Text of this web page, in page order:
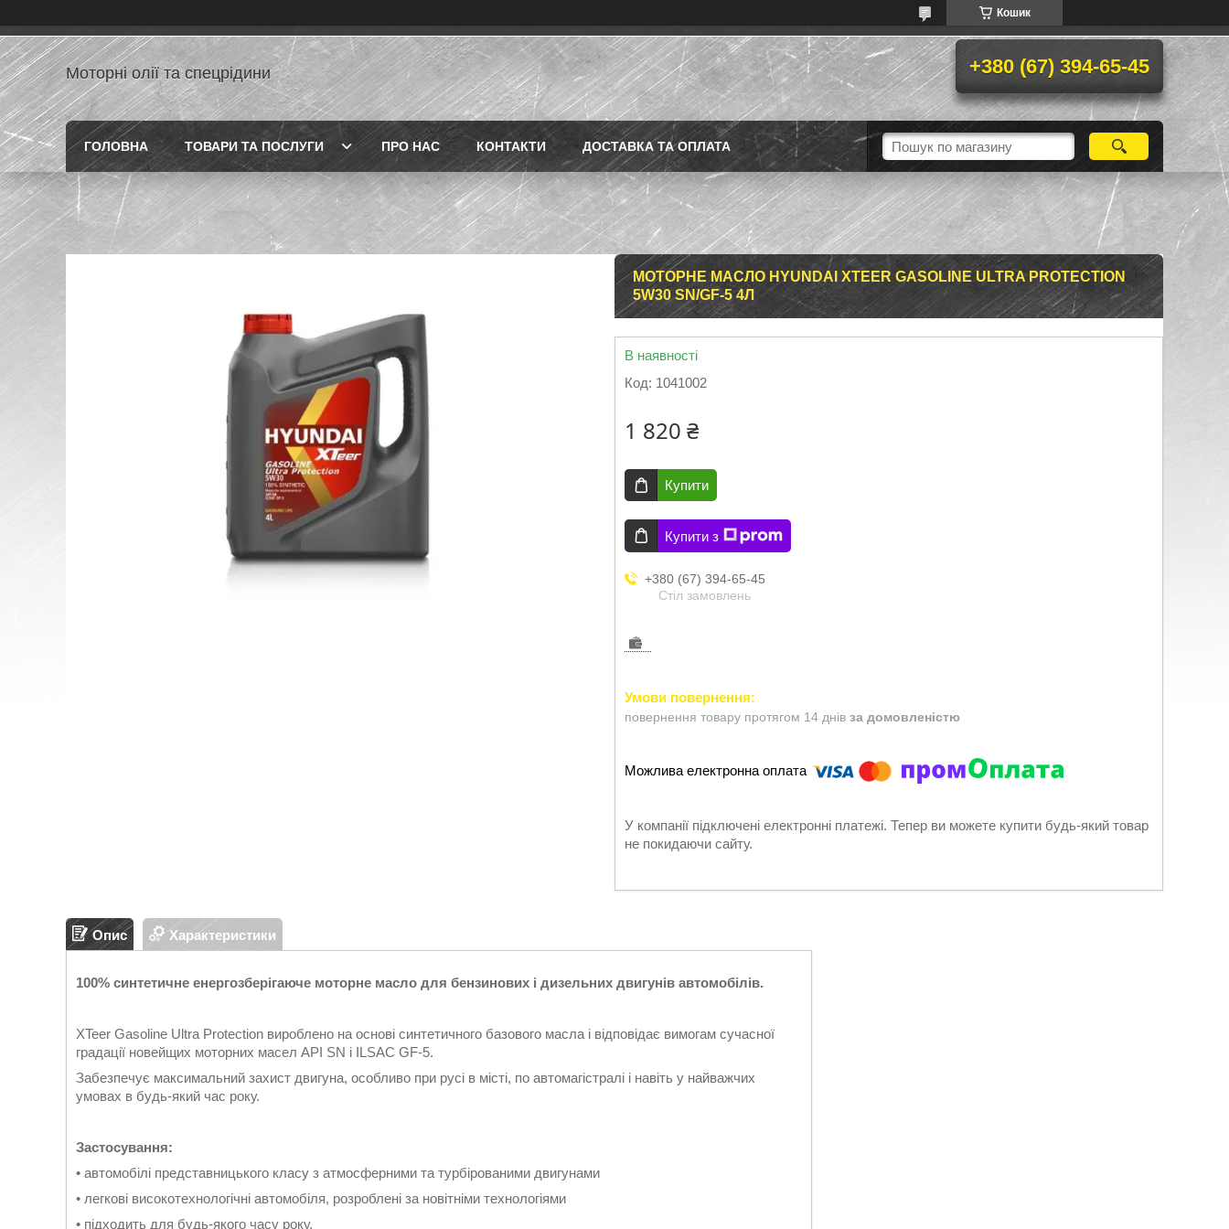
Кошик
Моторні олії та спецрідини +380 (67) 394-65-45
ГОЛОВНА ТОВАРИ ТА ПОСЛУГИ ПРО НАС КОНТАКТИ ДОСТАВКА ТА ОПЛАТА
МОТОРНЕ МАСЛО HYUNDAI XTEER GASOLINE ULTRA PROTECTION
5W30 SN/GF-5 4Л
В наявності
Код: 1041002
1 820 ₴
Купити
Купити з
+380 (67) 394-65-45
Стіл замовлень
повернення товару протягом 14 днів за домовленістю
У компанії підключені електронні платежі. Тепер ви можете купити будь-який товар
не покидаючи сайту.
Опис Характеристики
100% синтетичне енергозберігаюче моторне масло для бензинових і дизельних двигунів автомобілів.
XTeer Gasoline Ultra Protection вироблено на основі синтетичного базового масла і відповідає вимогам сучасної
градації новейщих моторних масел API SN і ILSAC GF-5.
Забезпечує максимальний захист двигуна, особливо при русі в місті, по автомагістралі і навіть у найважчих
умовах в будь-який час року.
Застосування:
• автомобілі представницького класу з атмосферними та турбірованими двигунами
• легкові високотехнологічні автомобіля, розроблені за новітніми технологіями
• підходить для будь-якого часу року.